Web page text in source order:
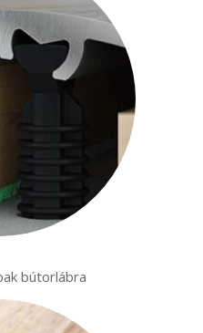
bútorlábra